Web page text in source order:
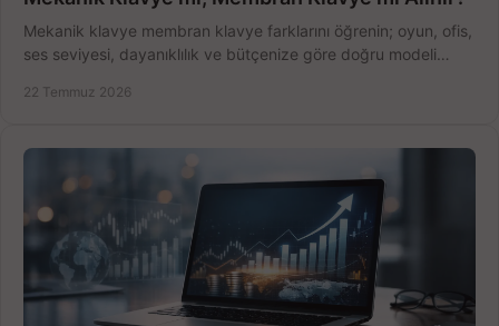
Mekanik klavye membran klavye farklarını öğrenin; oyun, ofis,
ses seviyesi, dayanıklılık ve bütçenize göre doğru modeli
22 Temmuz 2026